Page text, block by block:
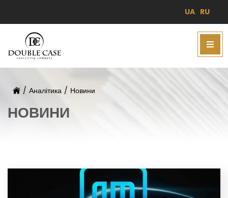
UA RU
/ Аналітика / Новини
НОВИНИ